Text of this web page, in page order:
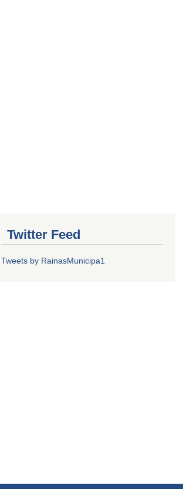
Twitter Feed
Tweets by RainasMunicipa1